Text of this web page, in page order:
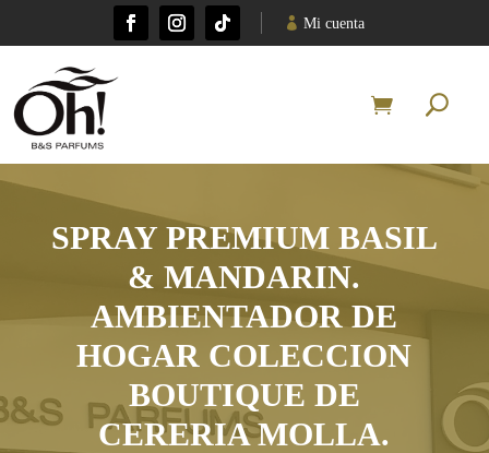
Mi cuenta
SPRAY PREMIUM BASIL
& MANDARIN.
AMBIENTADOR DE
HOGAR COLECCION
BOUTIQUE DE
CERERIA MOLLA.